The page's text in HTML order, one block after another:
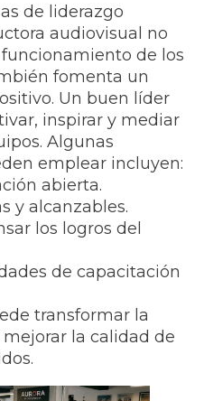
de liderazgo
audiovisual no
de los
fomenta un
Un buen líder
inspirar y mediar
Algunas
emplear incluyen:
abierta.
y alcanzables.
los logros del
de capacitación
transformar la
la calidad de